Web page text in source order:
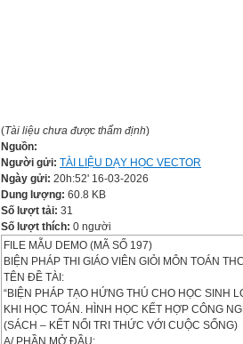
(Tài liệu chưa được thẩm định)
Nguồn:
Người gửi: TÀI LIỆU DẠY HỌC VECTOR
Ngày gửi: 20h:52' 16-03-2026
Dung lượng: 60.8 KB
Số lượt tải: 31
Số lượt thích: 0 người
FILE MẪU DEMO (MÃ SỐ 197)
BIỆN PHÁP THI GIÁO VIÊN GIỎI MÔN TOÁN
TÊN ĐỀ TÀI:
“BIỆN PHÁP TẠO HỨNG THÚ CHO HỌC SINH
KHI HỌC TOÁN. HÌNH HỌC KẾT HỢP CÔNG
(SÁCH – KẾT NỐI TRI THỨC VỚI CUỘC SỐNG)
A/ PHẦN MỞ ĐẦU: